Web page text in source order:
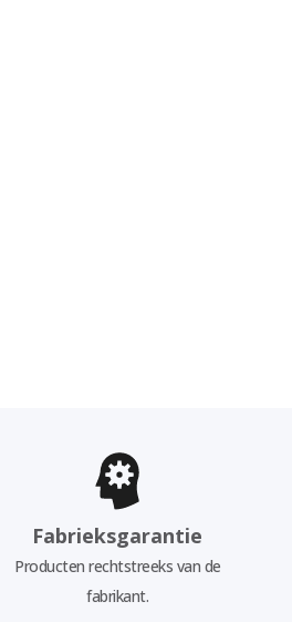
Fabrieksgarantie
Producten rechtstreeks van de
fabrikant.